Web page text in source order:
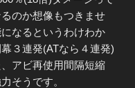
のか想像もつきませ
なるというわけわか
３連発(ATなら４連発)
アビ再使用間隔短縮
そうです。